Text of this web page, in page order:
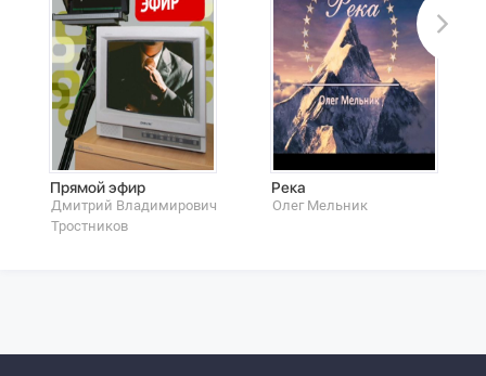
Прямой эфир
Дмитрий Владимирович
Тростников
Река
Олег Мельник